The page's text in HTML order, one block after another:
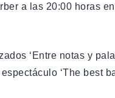
a las 20:00 horas
‘Entre notas y
‘The best